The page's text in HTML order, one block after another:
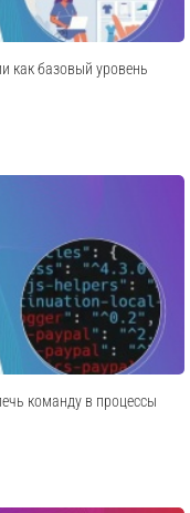
как базовый уровень
команду в процессы